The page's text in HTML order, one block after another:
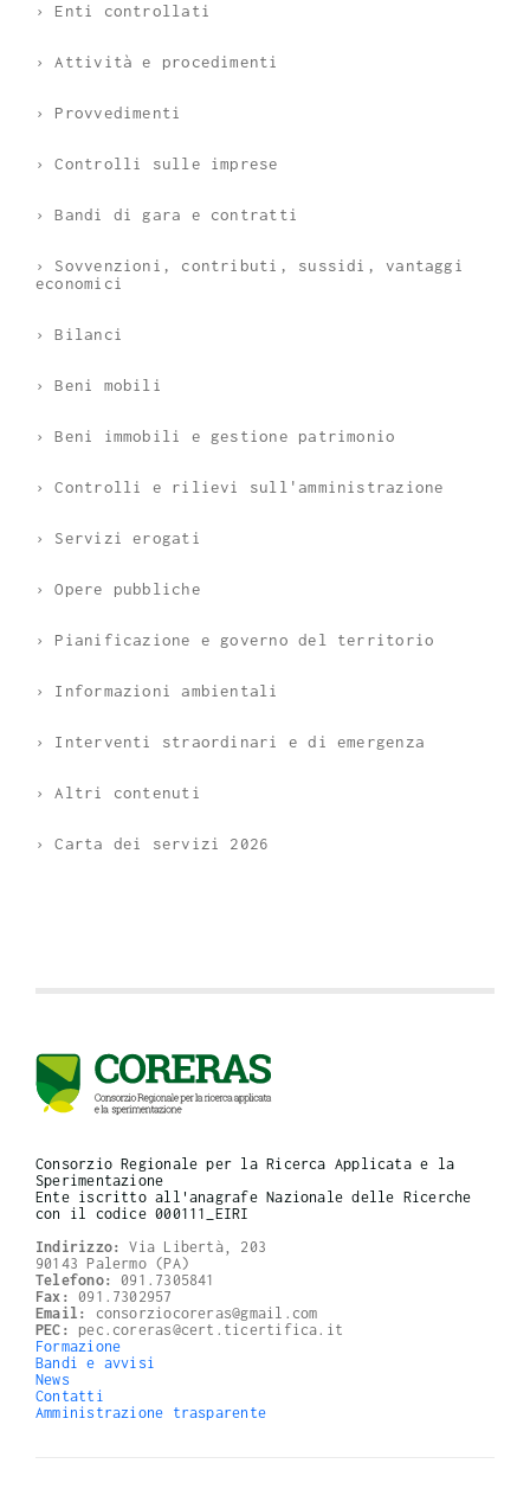
› Enti controllati
› Attività e procedimenti
› Provvedimenti
› Controlli sulle imprese
› Bandi di gara e contratti
› Sovvenzioni, contributi, sussidi, vantaggi
economici
› Bilanci
› Beni mobili
› Beni immobili e gestione patrimonio
› Controlli e rilievi sull'amministrazione
› Servizi erogati
› Opere pubbliche
› Pianificazione e governo del territorio
› Informazioni ambientali
› Interventi straordinari e di emergenza
› Altri contenuti
› Carta dei servizi 2026
Consorzio Regionale per la Ricerca Applicata e la
Sperimentazione
Ente iscritto all'anagrafe Nazionale delle Ricerche
con il codice 000111_EIRI
Indirizzo: Via Libertà, 203
90143 Palermo (PA)
Telefono: 091.7305841
Fax: 091.7302957
Email:
consorziocoreras@gmail.com
PEC:
pec.coreras@cert.ticertifica.it
Formazione
Bandi e avvisi
News
Contatti
Amministrazione trasparente